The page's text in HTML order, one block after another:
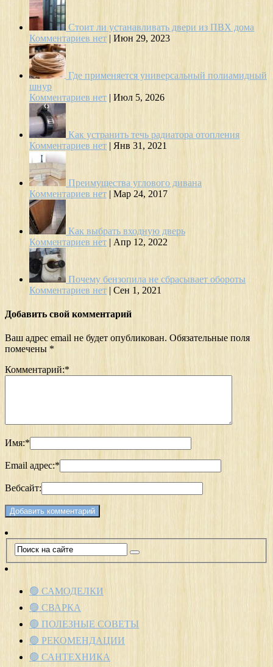
Стоит ли устанавливать двери из ПВХ дома
Комментариев нет | Июн 29, 2023
Где применяется универсальный полиамидный
шнур
Комментариев нет | Июл 5, 2026
Как устранить течь радиатора отопления
Комментариев нет | Янв 31, 2021
Преимущества углового дивана
Комментариев нет | Мар 24, 2017
Как выбрать входную дверь
Комментариев нет | Апр 12, 2022
Почему бензопила не сбрасывает обороты
Комментариев нет | Сен 1, 2021
Добавить свой комментарий
Ваш адрес email не будет опубликован. Обязательные поля
помечены *
Комментарий:*
Имя:*
Email адрес:*
Вебсайт:
🟢 САМОДЕЛКИ
🟢 СВАРКА
🟢 ПОЛЕЗНЫЕ СОВЕТЫ
🟢 РЕКОМЕНДАЦИИ
🟢 САНТЕХНИКА